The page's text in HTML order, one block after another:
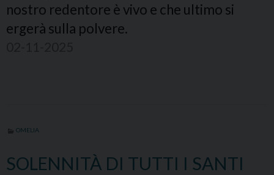
nostro redentore è vivo e che ultimo si
ergerà sulla polvere.
OMELIA
SOLENNITÀ DI TUTTI I SANTI